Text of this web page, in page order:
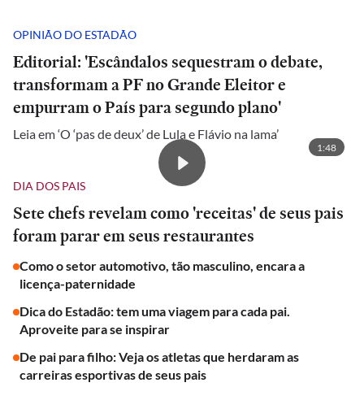
OPINIÃO DO ESTADÃO
Editorial: 'Escândalos sequestram o debate,
transformam a PF no Grande Eleitor e
empurram o País para segundo plano'
Leia em ‘O ‘pas de deux’ de Lula e Flávio na lama’
1:48
DIA DOS PAIS
Sete chefs revelam como 'receitas' de seus pais
foram parar em seus restaurantes
Como o setor automotivo, tão masculino, encara a
licença-paternidade
Dica do Estadão: tem uma viagem para cada pai.
Aproveite para se inspirar
De pai para filho: Veja os atletas que herdaram as
carreiras esportivas de seus pais